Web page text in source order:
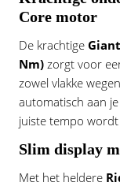
Core motor
De krachtige
Nm) zorgt voor
zowel vlakke
automatisch aan
juiste tempo
Slim display
Met het heldere